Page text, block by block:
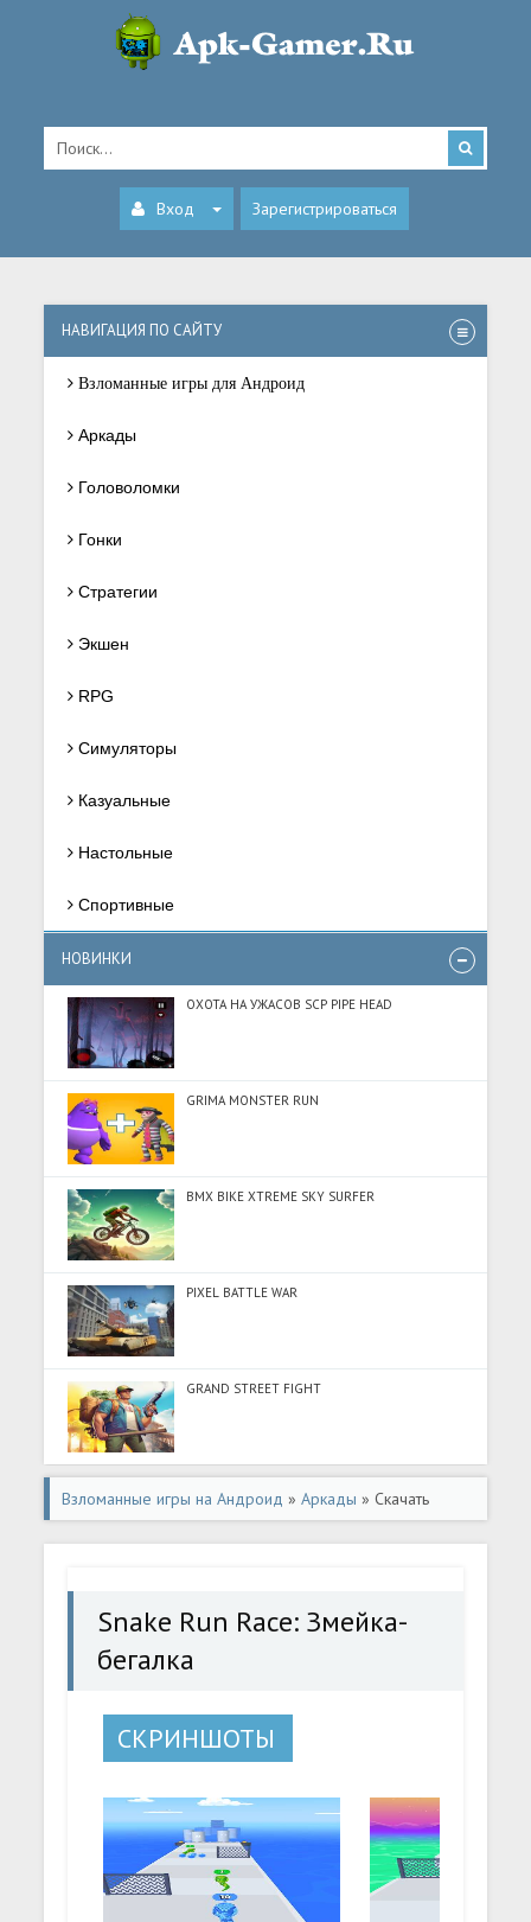
Вход Зарегистрироваться
НАВИГАЦИЯ ПО САЙТУ
Взломанные игры для Андроид
Аркады
Головоломки
Гонки
Стратегии
Экшен
RPG
Симуляторы
Казуальные
Настольные
Спортивные
НОВИНКИ
ОХОТА НА УЖАСОВ SCP PIPE HEAD
GRIMA MONSTER RUN
BMX BIKE XTREME SKY SURFER
PIXEL BATTLE WAR
GRAND STREET FIGHT
Взломанные игры на Андроид »Аркады » Скачать
Snake Run Race: Змейка-бегалка (Много монет) на
Snake Run Race: Змейка-
бегалка
СКРИНШОТЫ